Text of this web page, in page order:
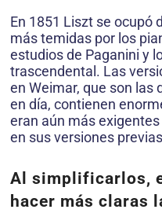
En 1851 Liszt se ocupó
más temidas por los
estudios de Paganini y
trascendental. Las
en Weimar, que son las
en día, contienen
eran aún más
en sus versiones
Al simplificarlos,
hacer más claras